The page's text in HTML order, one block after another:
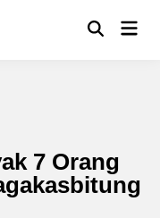
OpenMain
7 Orang